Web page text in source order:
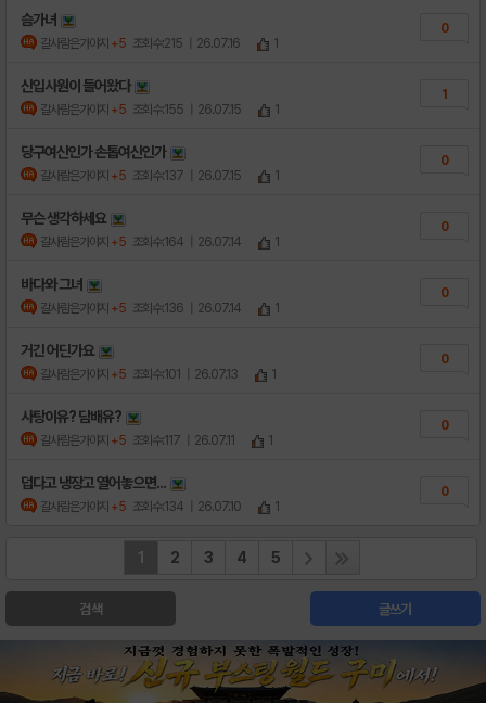
슴가녀
갈사람은가야지 +5 조회수:215 | 26.07.16 1
0
신입사원이 들어왔다
갈사람은가야지 +5 조회수:155 | 26.07.15 1
1
당구여신인가 손톱여신인가
갈사람은가야지 +5 조회수:137 | 26.07.15 1
0
무슨 생각하세요
갈사람은가야지 +5 조회수:164 | 26.07.14 1
0
바다와 그녀
갈사람은가야지 +5 조회수:136 | 26.07.14 1
0
거긴 어딘가요
갈사람은가야지 +5 조회수:101 | 26.07.13 1
0
사탕이유? 담배유?
갈사람은가야지 +5 조회수:117 | 26.07.11 1
0
덥다고 냉장고 열어놓으면...
갈사람은가야지 +5 조회수:134 | 26.07.10 1
0
1 2 3 4 5
검색 글쓰기